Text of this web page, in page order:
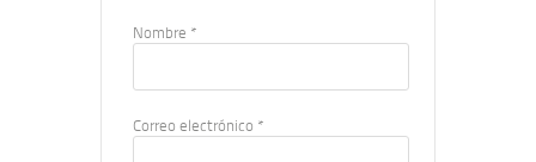
Nombre *
Correo electrónico *